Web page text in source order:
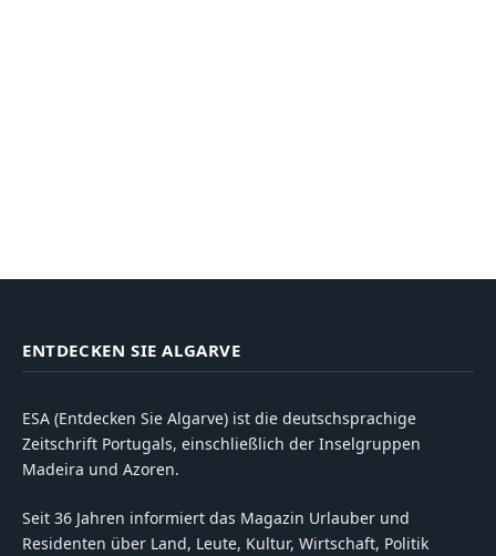
ENTDECKEN SIE ALGARVE
ESA (Entdecken Sie Algarve) ist die deutschsprachige
Zeitschrift Portugals, einschließlich der Inselgruppen
Madeira und Azoren.
Seit 36 Jahren informiert das Magazin Urlauber und
Residenten über Land, Leute, Kultur, Wirtschaft, Politik